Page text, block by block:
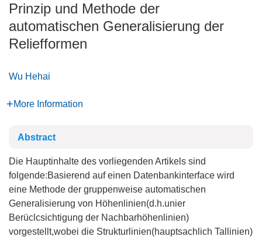
Prinzip und Methode der
automatischen Generalisierung der
Reliefformen
Wu Hehai
More Information
Abstract
Die Hauptinhalte des vorliegenden Artikels sind
folgende:Basierend auf einen Datenbankinterface wird
eine Methode der gruppenweise automatischen
Generalisierung von Höhenlinien(d.h.unier
Berüclcsichtigung der Nachbarhöhenlinien)
vorgestellt,wobei die Strukturlinien(hauptsachlich Tallinien)